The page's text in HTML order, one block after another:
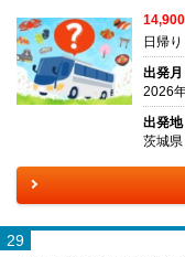
日帰り
出発月
2026
出発地
茨城県
29